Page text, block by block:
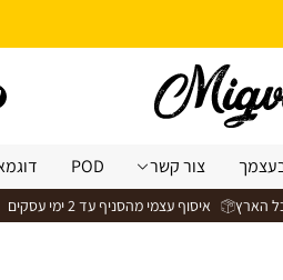
צור קשר POD
איסוף עצמי מהסניף עד 2 ימי עסקים